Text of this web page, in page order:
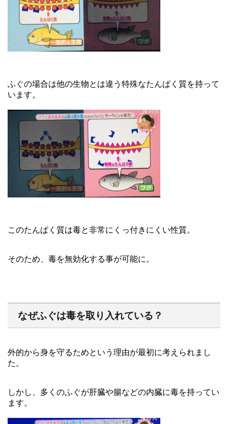
ふぐの場合は他の生物とは違う特殊なたんぱく質を持って
います。
このたんぱく質は毒と非常にくっ付きにくい性質。
そのため、毒を無効化する事が可能に。
なぜふぐは毒を取り入れている？
外的から身を守るためという理由が最初に考えられまし
た。
しかし、多くのふぐが肝臓や腸などの内臓に毒を持ってい
ます。